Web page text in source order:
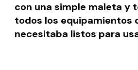
con una simple maleta y
todos los equipamientos
necesitaba listos para